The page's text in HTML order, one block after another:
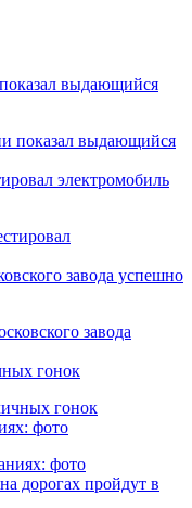
выдающийся
электромобиль
завода успешно
гонок
фото
дорогах пройдут в